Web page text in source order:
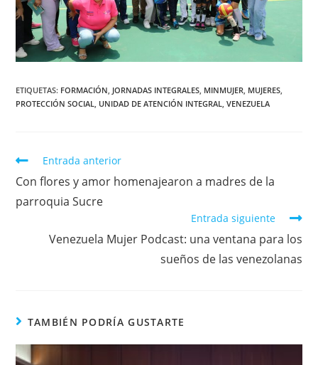
ETIQUETAS: FORMACIÓN, JORNADAS INTEGRALES, MINMUJER, MUJERES,
PROTECCIÓN SOCIAL, UNIDAD DE ATENCIÓN INTEGRAL, VENEZUELA
Entrada anterior
Con flores y amor homenajearon a madres de la
parroquia Sucre
Entrada siguiente
Venezuela Mujer Podcast: una ventana para los
sueños de las venezolanas
TAMBIÉN PODRÍA GUSTARTE